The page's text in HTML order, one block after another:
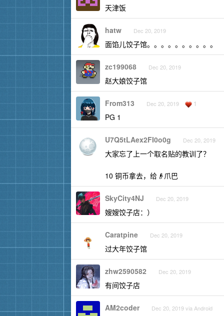
天津饭
hatw Dec 20, 2019
面馅儿饺子馆。。。。。。。。。。
zc199068 Dec 20, 2019
赵大娘饺子馆
From313 Dec 20, 2019 1
PG 1
U7Q5tLAex2FI0o0g Dec 20, 2019
大家忘了上一个取名贴的教训了？
10 铜币拿去，给👴爪巴
SkyCity4NJ Dec 20, 2019
嫂嫂饺子店：）
Caratpine Dec 20, 2019
过大年饺子馆
zhw2590582 Dec 20, 2019
有间饺子店
AM2coder Dec 20, 2019 via Android